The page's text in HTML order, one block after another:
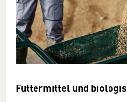
Futtermittel und